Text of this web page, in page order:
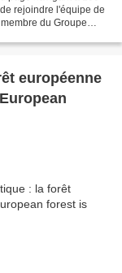
rejoindre l'équipe de
du Groupe
européenne